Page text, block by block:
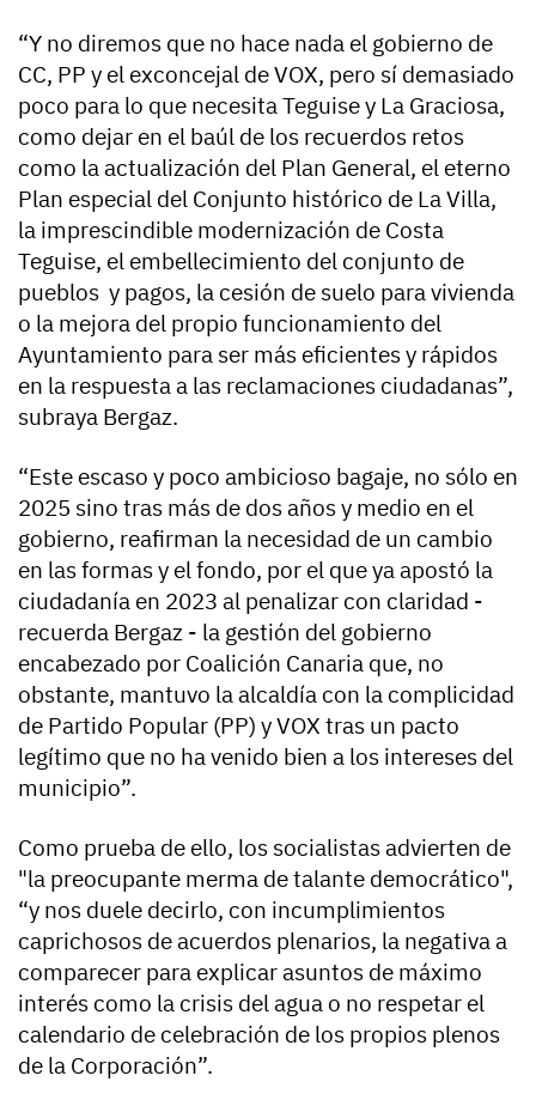
“Y no diremos que no hace nada el gobierno de
CC, PP y el exconcejal de VOX, pero sí demasiado
poco para lo que necesita Teguise y La Graciosa,
como dejar en el baúl de los recuerdos retos
como la actualización del Plan General, el eterno
Plan especial del Conjunto histórico de La Villa,
la imprescindible modernización de Costa
Teguise, el embellecimiento del conjunto de
pueblos y pagos, la cesión de suelo para vivienda
o la mejora del propio funcionamiento del
Ayuntamiento para ser más eficientes y rápidos
en la respuesta a las reclamaciones ciudadanas”,
subraya Bergaz.
“Este escaso y poco ambicioso bagaje, no sólo en
2025 sino tras más de dos años y medio en el
gobierno, reafirman la necesidad de un cambio
en las formas y el fondo, por el que ya apostó la
ciudadanía en 2023 al penalizar con claridad -
recuerda Bergaz - la gestión del gobierno
encabezado por Coalición Canaria que, no
obstante, mantuvo la alcaldía con la complicidad
de Partido Popular (PP) y VOX tras un pacto
legítimo que no ha venido bien a los intereses del
municipio”.
Como prueba de ello, los socialistas advierten de
"la preocupante merma de talante democrático",
“y nos duele decirlo, con incumplimientos
caprichosos de acuerdos plenarios, la negativa a
comparecer para explicar asuntos de máximo
interés como la crisis del agua o no respetar el
calendario de celebración de los propios plenos
de la Corporación”.